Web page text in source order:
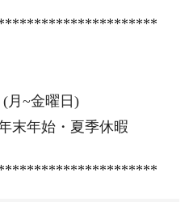
**************
(月~金曜日)
末年始・夏季休暇
**************